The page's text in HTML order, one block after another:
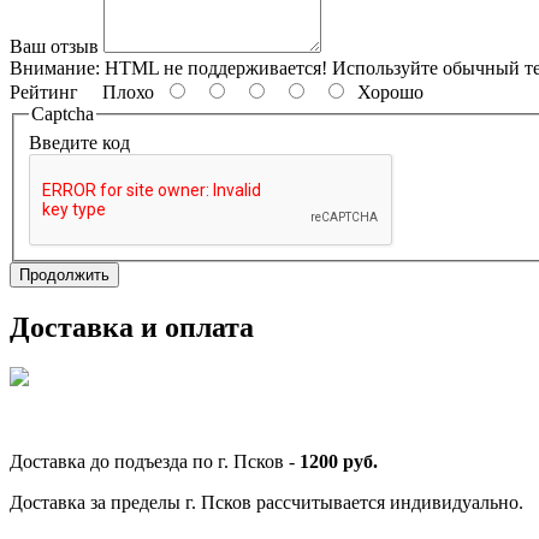
Ваш отзыв
Внимание: HTML не поддерживается! Используйте обычный
Рейтинг Плохо
Хорошо
Captcha
Введите код
Продолжить
Доставка и оплата
Доставка до подъезда по г. Псков - 1200 руб.
Доставка за пределы г. Псков рассчитывается индивидуально.